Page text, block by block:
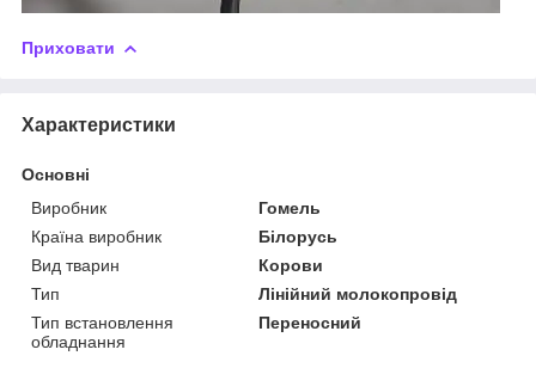
Приховати
Характеристики
Основні
Виробник
Гомель
Країна виробник
Білорусь
Вид тварин
Корови
Тип
Лінійний молокопровід
Тип встановлення
обладнання
Переносний